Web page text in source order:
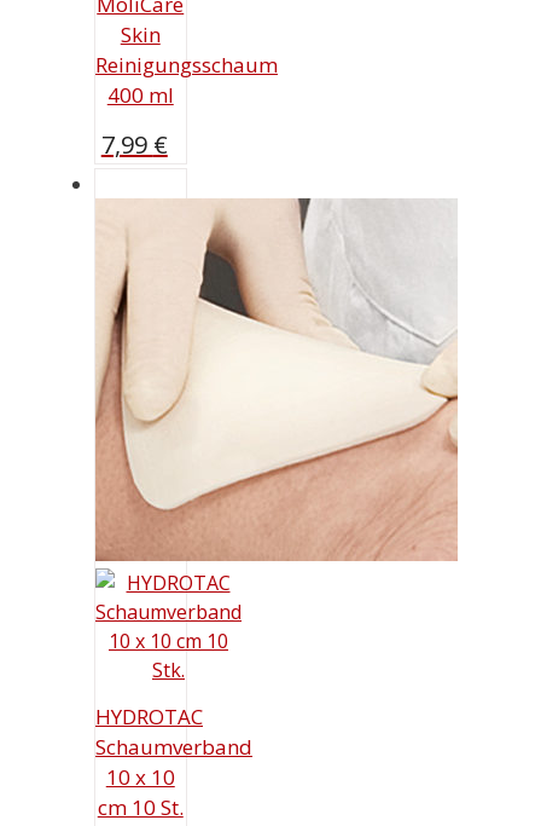
Skin
Reinigungsschaum
400 ml
7,99 €
HYDROTAC
Schaumverband
10 x 10
cm 10 St.